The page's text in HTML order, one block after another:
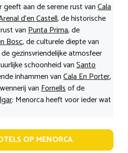
aan de serene rust vanCala
d’en Castell, de historische
vanPunta Prima, de
Bosc, de culturele diepte van
gezinsvriendelijke atmosfeer
schoonheid vanSanto
inhammen vanCala En Porter,
vanFornellsof de
: Menorca heeft voor ieder wat
OP MENORCA